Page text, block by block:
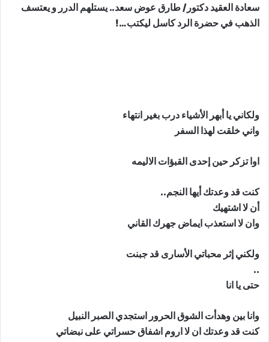
سعادة العقيد دكتور/ طارق عوض سعد.. يستلهم الدرر و يعتسف
الذهب في حضرة الرد كاسل ليكتب…!
ولكاني يا أبهر الأشياء درب بغير انتهاء
واني خلقت لهذا السفر
اوا تزكر حين إحدى القبؤات الاليمه
كنت قد وعدتك أيها النجم..
أن لا اشتهيك
وان لا استعذب ايماض جهرك القاني
ولكني إثر محباتي الأسارى قد جبنت
..
حتى يا انا
وانا بين وهدأت الشوق الحرور استجدي الصبر النبيل
كنت قد وعدتك ان لا اروم اشفاق حسراتي على نبضاتي